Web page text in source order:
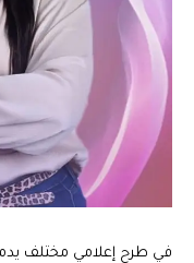
في طرح إعلامي مختلف